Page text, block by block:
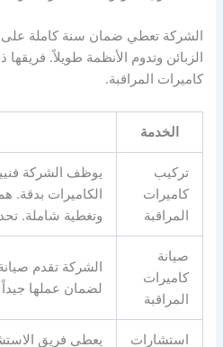
الشركة تعطي ضمان سنة كاملة على
الزبائن وتدوم الأنظمة طويلاً.
كاميرات المراقبة.
الخدمة
تركيب
كاميرات
المراقبة
يوظف الشركة
الكاميرات بدقة.
وتغطية شاملة.
صيانة
كاميرات
المراقبة
الشركة تقدم
لضمان عملها جيداً
استشارات
يعطي فريق